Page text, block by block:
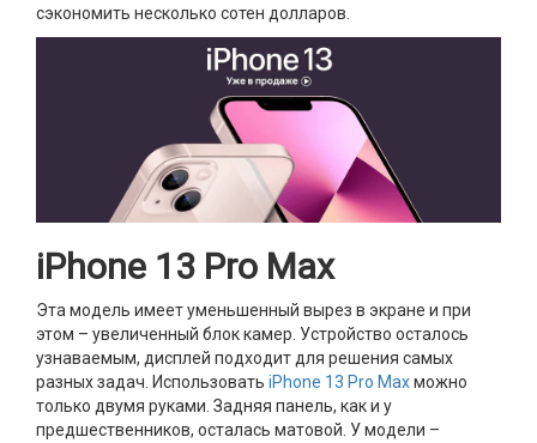
сэкономить несколько сотен долларов.
iPhone 13 Pro Max
Эта модель имеет уменьшенный вырез в экране и при
этом – увеличенный блок камер. Устройство осталось
узнаваемым, дисплей подходит для решения самых
разных задач. Использовать iPhone 13 Pro Maxможно
только двумя руками. Задняя панель, как и у
предшественников, осталась матовой. У модели –